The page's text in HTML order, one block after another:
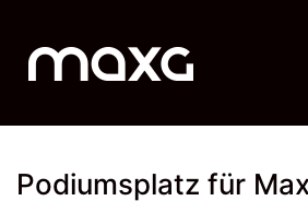
Podiumsplatz für